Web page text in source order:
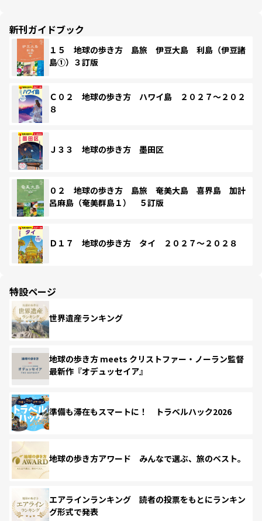
新刊ガイドブック
１５ 地球の歩き方 島旅 伊豆大島 利島（伊豆諸
島①）３訂版
Ｃ０２ 地球の歩き方 ハワイ島 ２０２７～２０２
８
Ｊ３３ 地球の歩き方 墨田区
０２ 地球の歩き方 島旅 奄美大島 喜界島 加計
呂麻島（奄美群島１） ５訂版
Ｄ１７ 地球の歩き方 タイ ２０２７～２０２８
特設ページ
世界遺産ランキング
地球の歩き方 meets クリストファー・ノーラン監督
最新作『オデュッセイア』
準備も滞在もスマートに！ トラベルハック2026
地球の歩き方アワード みんなで選ぶ、旅のベスト。
エアラインランキング 読者の投票をもとにランキン
グ形式で発表